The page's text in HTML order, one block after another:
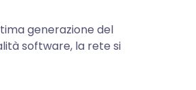
generazione del
software, la rete si